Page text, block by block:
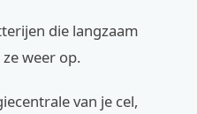
die langzaam
weer op.
van je cel,